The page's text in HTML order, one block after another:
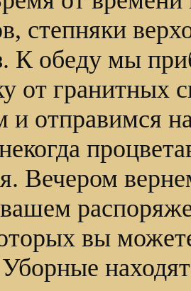
степняки
К обеду мы
от гранитных
и отправимся
Вечером
вы